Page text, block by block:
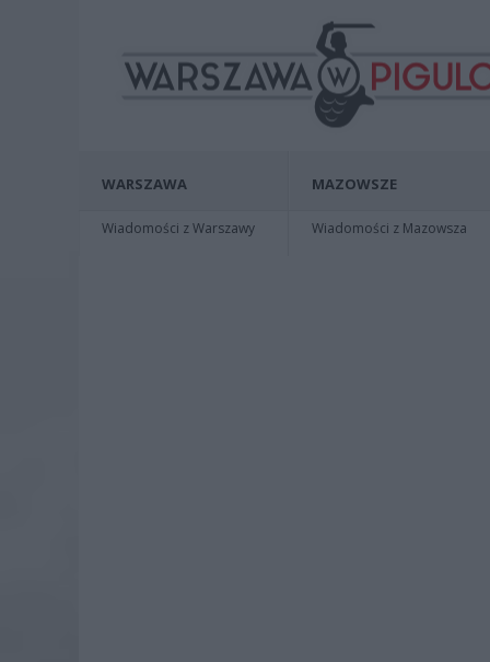
WARSZAWA
Wiadomości z Warszawy
MAZOWSZE
Wiadomości z Mazowsza